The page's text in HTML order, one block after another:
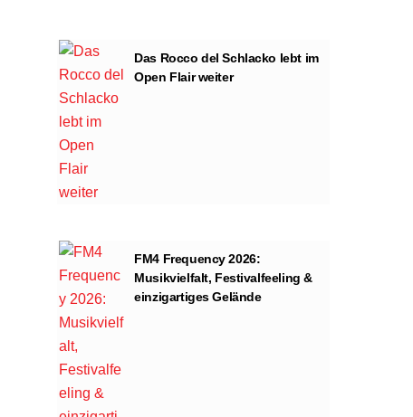
Das Rocco del Schlacko lebt im
Open Flair weiter
FM4 Frequency 2026:
Musikvielfalt, Festivalfeeling &
einzigartiges Gelände